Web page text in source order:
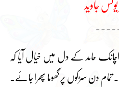
یونس جاوید
حامد کے دل میں خیال آیا کہ
دن سڑکوں پر گھوما پھرا جائے۔